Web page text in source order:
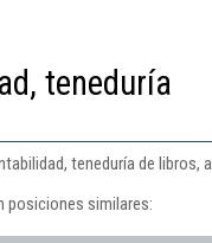
teneduría
teneduría de libros,
posiciones similares: